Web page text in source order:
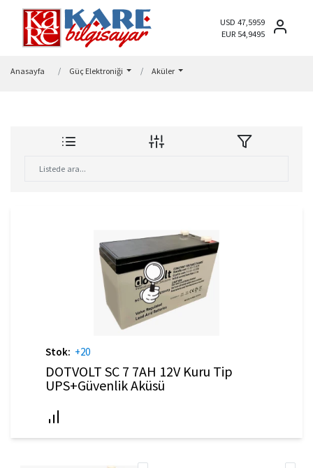
USD 47,5959
EUR 54,9495
Anasayfa Güç Elektroniği Aküler
Stok: +20
DOTVOLT SC 7 7AH 12V Kuru Tip
UPS+Güvenlik Aküsü